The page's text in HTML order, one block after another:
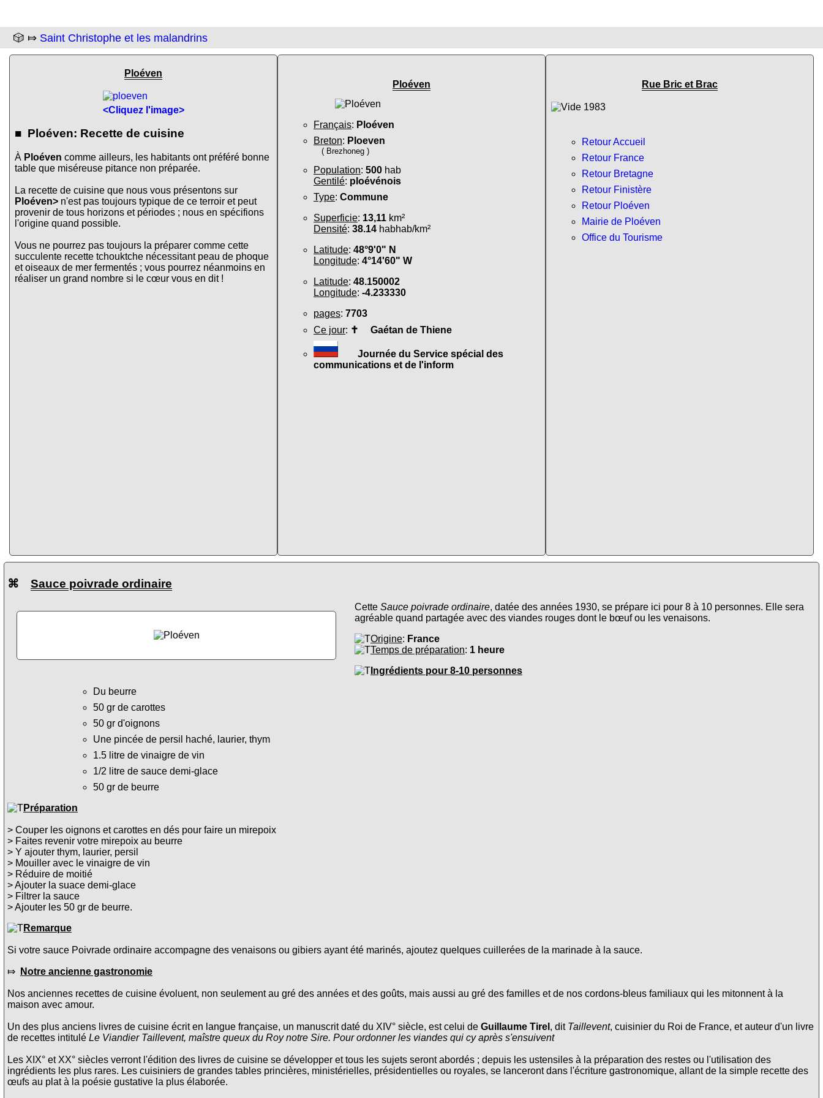
🎲 ⤇ Saint Christophe et les malandrins
Ploéven
<Cliquez l'image>
■ Ploéven: Recette de cuisine
À Ploéven comme ailleurs, les habitants ont préféré bonne
table que miséreuse pitance non préparée.
La recette de cuisine que nous vous présentons sur
Ploéven> n'est pas toujours typique de ce terroir et peut
provenir de tous horizons et périodes ; nous en spécifions
l'origine quand possible.
Vous ne pourrez pas toujours la préparer comme cette
succulente recette tchouktche nécessitant peau de phoque
et oiseaux de mer fermentés ; vous pourrez néanmoins en
réaliser un grand nombre si le cœur vous en dit !
Ploéven
Français: Ploéven
Breton: Ploeven
( Brezhoneg )
Population: 500 hab
Gentilé: ploévénois
Type: Commune
Superficie: 13,11 km²
Densité: 38.14 habhab/km²
Latitude: 48°9'0" N
Longitude: 4°14'60" W
Latitude: 48.150002
Longitude: -4.233330
pages: 7703
Ce jour: ✝ Gaétan de Thiene
Journée du Service spécial des
communications et de l'inform
Rue Bric et Brac
Retour Accueil
Retour France
Retour Bretagne
Retour Finistère
Retour Ploéven
Mairie de Ploéven
Office du Tourisme
⌘ Sauce poivrade ordinaire
Cette Sauce poivrade ordinaire, datée des années 1930, se prépare ici pour 8 à 10 personnes. Elle sera
agréable quand partagée avec des viandes rouges dont le bœuf ou les venaisons.
Origine: France
Temps de préparation: 1 heure
Ingrédients pour 8-10 personnes
Du beurre
50 gr de carottes
50 gr d'oignons
Une pincée de persil haché, laurier, thym
1.5 litre de vinaigre de vin
1/2 litre de sauce demi-glace
50 gr de beurre
Préparation
> Couper les oignons et carottes en dés pour faire un mirepoix
> Faites revenir votre mirepoix au beurre
> Y ajouter thym, laurier, persil
> Mouiller avec le vinaigre de vin
> Réduire de moitié
> Ajouter la suace demi-glace
> Filtrer la sauce
> Ajouter les 50 gr de beurre.
Remarque
Si votre sauce Poivrade ordinaire accompagne des venaisons ou gibiers ayant été marinés, ajoutez quelques cuillerées de la marinade à la sauce.
⤇ Notre ancienne gastronomie
Nos anciennes recettes de cuisine évoluent, non seulement au gré des années et des goûts, mais aussi au gré des familles et de nos cordons-bleus familiaux qui les mitonnent à la
maison avec amour.
Un des plus anciens livres de cuisine écrit en langue française, un manuscrit daté du XIV° siècle, est celui de Guillaume Tirel , dit Taillevent, cuisinier du Roi de France, et auteur d'un livre
de recettes intitulé Le Viandier Taillevent, maîstre queux du Roy notre Sire. Pour ordonner les viandes qui cy après s'ensuivent
Les XIX° et XX° siècles verront l'édition des livres de cuisine se développer et tous les sujets seront abordés ; depuis les ustensiles à la préparation des restes ou l'utilisation des
ingrédients les plus rares. Les cuisiniers de grandes tables princières, ministérielles, présidentielles ou royales, se lanceront dans l'écriture gastronomique, allant de la simple recette des
œufs au plat à la poésie gustative la plus élaborée.